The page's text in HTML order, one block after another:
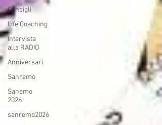
Consigli
Life Coaching
Intervista
alla RADIO
Anniversari
Sanremo
Sanemo
2026
sanremo2026